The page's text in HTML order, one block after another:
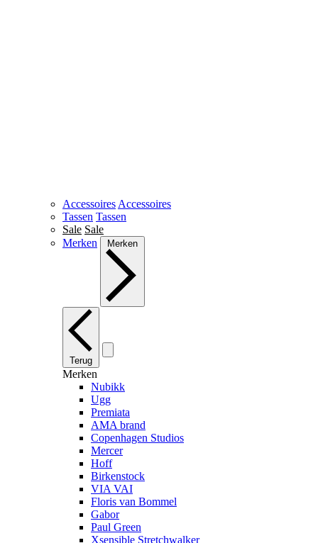
Accessoires Accessoires
Tassen Tassen
Sale Sale
Merken
Merken
Terug
Merken
Nubikk
Ugg
Premiata
AMA brand
Copenhagen Studios
Mercer
Hoff
Birkenstock
VIA VAI
Floris van Bommel
Gabor
Paul Green
Xsensible Stretchwalker